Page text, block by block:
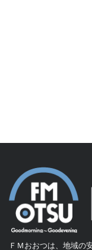
ＦＭおおつは、地域の